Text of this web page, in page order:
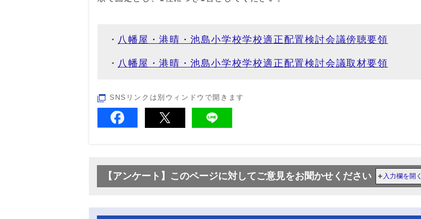
八幡屋・港晴・池島小学校学校適正配置検討会議傍聴要領
八幡屋・港晴・池島小学校学校適正配置検討会議取材要領
SNSリンクは別ウィンドウで開きます
【アンケート】このページに対してご意見をお聞かせください 入力欄を開く